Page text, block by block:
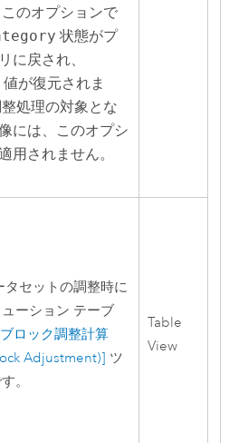
このオプションで
状態がプ
に戻され、
値が復元されま
処理の対象とな
には、このオプシ
用されません。
タセットの調整時に
ーション テーブ
ロック調整計算
Adjustment)] ツ
。
Table
View